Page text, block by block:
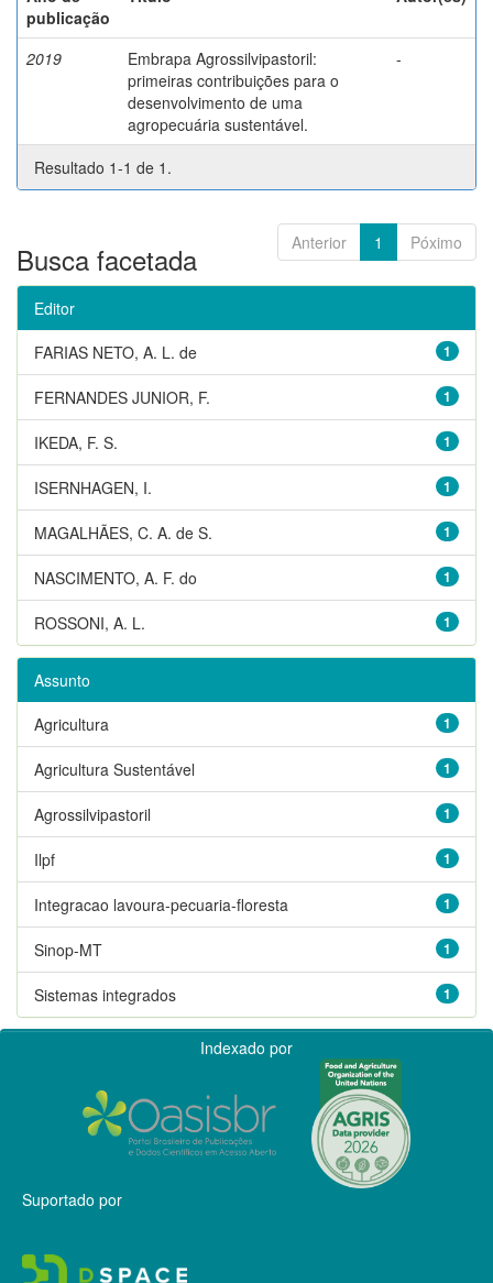
publicação
2019
Embrapa Agrossilvipastoril:
primeiras contribuições para o
desenvolvimento de uma
agropecuária sustentável.
-
Resultado 1-1 de 1.
Anterior 1 Póximo
Busca facetada
Editor
1
FARIAS NETO, A. L. de
1
FERNANDES JUNIOR, F.
1
IKEDA, F. S.
1
ISERNHAGEN, I.
1
MAGALHÃES, C. A. de S.
1
NASCIMENTO, A. F. do
1
ROSSONI, A. L.
Assunto
1
Agricultura
1
Agricultura Sustentável
1
Agrossilvipastoril
1
Ilpf
1
Integracao lavoura-pecuaria-floresta
1
Sinop-MT
1
Sistemas integrados
Indexado por
Suportado por